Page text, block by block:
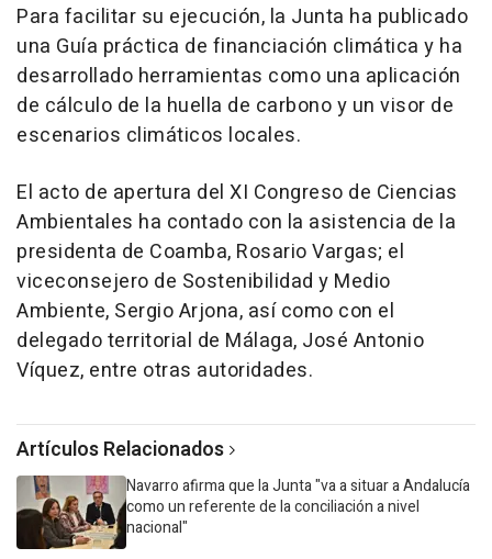
Para facilitar su ejecución, la Junta ha publicado
una Guía práctica de financiación climática y ha
desarrollado herramientas como una aplicación
de cálculo de la huella de carbono y un visor de
escenarios climáticos locales.
El acto de apertura del XI Congreso de Ciencias
Ambientales ha contado con la asistencia de la
presidenta de Coamba, Rosario Vargas; el
viceconsejero de Sostenibilidad y Medio
Ambiente, Sergio Arjona, así como con el
delegado territorial de Málaga, José Antonio
Víquez, entre otras autoridades.
Artículos Relacionados
Navarro afirma que la Junta "va a situar a Andalucía
como un referente de la conciliación a nivel
nacional"